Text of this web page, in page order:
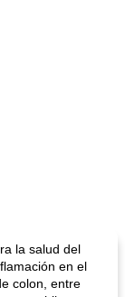
la salud del
en el
colon, entre